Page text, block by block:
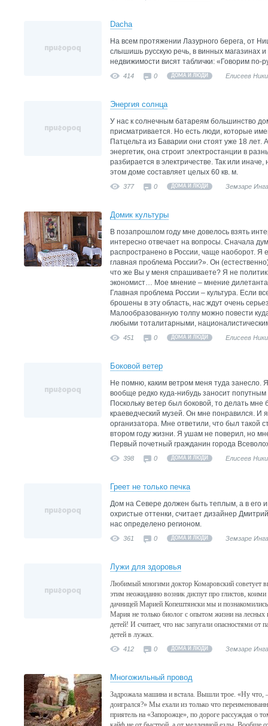
Dacha
На всем протяжении Лазурного берега, от
слышишь русскую речь, в винных магазинах и
недвижимости висят таблички: «Говорим по-
414 0 ДОМА И ЛЮДИ Елисеев
Энергия солнца
У нас к солнечным батареям большинство
присматривается. Но есть люди, которые
Патцельта из Баварии они стоят уже 18 лет.
энергетик, она строит электростанции в
разбирается в электричестве. Так или
этом доме составляет целых 60 кв. м.
377 0 ДОМА И ЛЮДИ Земзаре
Домик культуры
В позапрошлом году мне довелось взять
интересно отвечает на вопросы. Сначала
распространено в России, чаще наоборот. Я
главная проблема России?». Он
что же Вы у меня спрашиваете? Я не
экономист… Мое мнение – мнение
Главная проблема России – культура. Если
брошены в эту область, нас ждут очень
Малообразованную толпу можно повести
любыми тоталитарными,
451 0 ДОМА И ЛЮДИ Елисеев
Боковой ветер
Не помню, каким ветром меня туда занесло.
вообще редко куда-нибудь заносит
Поскольку ветер был боковой, то делать
краеведческий музей. Он мне понравился. И
организатора. Мне ответили, что был такой
втором году жизни. Я ушам не поверил, но
Первый почетный гражданин города
398 0 ДОМА И ЛЮДИ Елисеев
Греет не только печка
Дом на Севере должен быть теплым, а в его
охристые оттенки, считает дизайнер
нас определено регионом.
361 0 ДОМА И ЛЮДИ Земзаре
Лужи для здоровья
Любимый многими доктор Комаровский советует
этим неожиданно возник диспут про глистов,
дачницей Марией Копештянски мы и
Мария не только биолог с опытом жизни на
детей! И считает, что нас запугали опасностями от
детей в лужах.
412 0 ДОМА И ЛЮДИ Земзаре
Многожильный провод
Задрожала машина и встала. Вышли трое. «Ну что,
доигрался?» Мы ехали из только что
приятель на «Запорожце», по дороге рассуждая о